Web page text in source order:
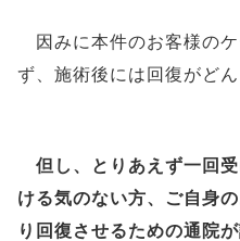
因みに本件のお客様の
ず、施術後には回復がど
但し、とりあえず一回
ける気のない方、ご自身
り回復させるための通院